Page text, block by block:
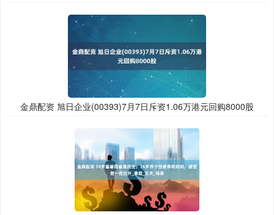
金鼎配资 旭日企业(00393)7月7日斥资1.06万港元回购8000股